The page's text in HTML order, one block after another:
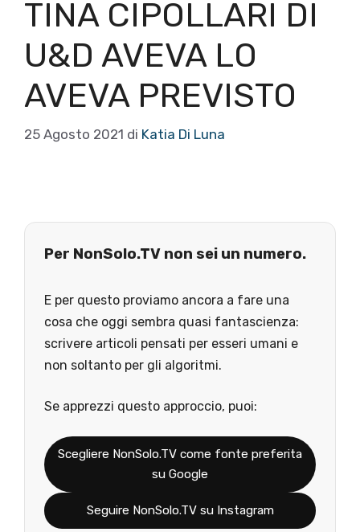
TINA CIPOLLARI DI
U&D AVEVA LO
AVEVA PREVISTO
25 Agosto 2021 di Katia Di Luna
Per NonSolo.TV non sei un numero.
E per questo proviamo ancora a fare una
cosa che oggi sembra quasi fantascienza:
scrivere articoli pensati per esseri umani e
non soltanto per gli algoritmi.
Se apprezzi questo approccio, puoi:
Scegliere NonSolo.TV come fonte preferita
su Google
Seguire NonSolo.TV su Instagram